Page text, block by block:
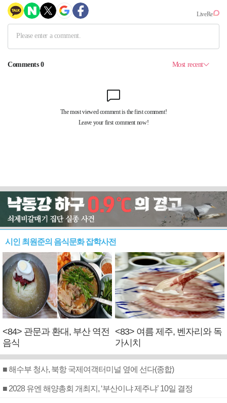
시인 최원준의 음식문화 잡학사전
<84> 관문과 환대, 부산 역전
음식
<83> 여름 제주, 벤자리와 독
가시치
■ 해수부 청사, 북항 국제여객터미널 옆에 선다(종합)
■ 2028 유엔 해양총회 개최지, ‘부산이냐 제주냐’ 10일 결정